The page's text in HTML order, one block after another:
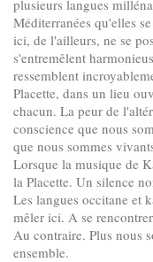
plusieurs langues
Méditerranées qu'elles
ici, de l'ailleurs, ne se
s'entremêlent
ressemblent
Placette, dans un lieu
chacun. La peur de
conscience que nous
que nous sommes
Lorsque la musique de
la Placette. Un silence
Les langues occitane et
mêler ici. A se
Au contraire. Plus nous
ensemble.